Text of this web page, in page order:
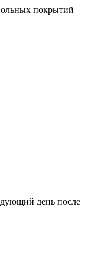
покрытий
день после